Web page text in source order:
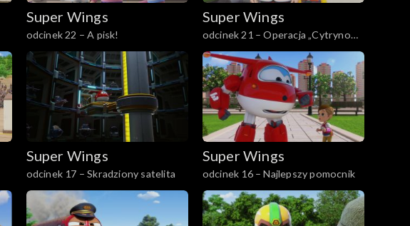
Super Wings
odcinek 22 – A pisk!
Super Wings
odcinek 21 – Operacja „Cytrynowy
robot”
Super Wings
odcinek 17 – Skradziony satelita
Super Wings
odcinek 16 – Najlepszy pomocnik